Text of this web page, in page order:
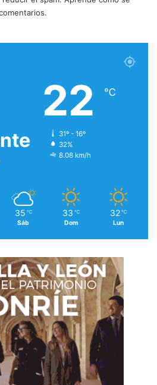
22 ℃
31º - 16º
32%
8.08 km/h
35 ℃
Sáb
33 ℃
Dom
32 ℃
Lun